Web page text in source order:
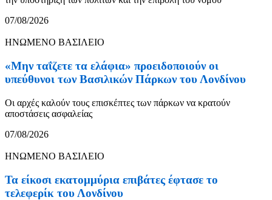
07/08/2026
ΗΝΩΜΕΝΟ ΒΑΣΙΛΕΙΟ
«Μην ταΐζετε τα ελάφια» προειδοποιούν οι
υπεύθυνοι των Βασιλικών Πάρκων του Λονδίνου
Οι αρχές καλούν τους επισκέπτες των πάρκων να κρατούν
αποστάσεις ασφαλείας
07/08/2026
ΗΝΩΜΕΝΟ ΒΑΣΙΛΕΙΟ
Τα είκοσι εκατομμύρια επιβάτες έφτασε το
τελεφερίκ του Λονδίνου